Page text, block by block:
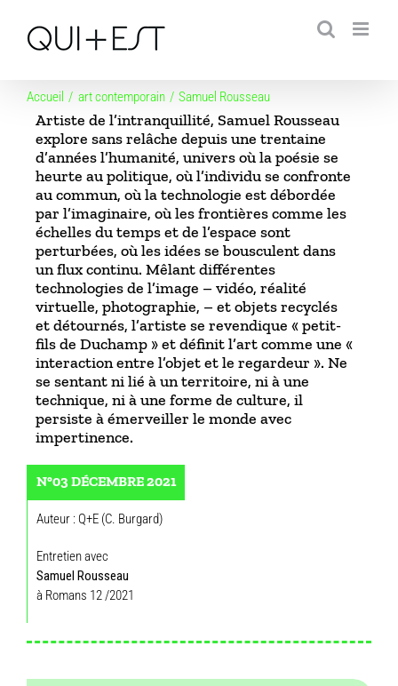
contenu
Accueil art contemporain Samuel Rousseau
Artiste de l’intranquillité, Samuel Rousseau
explore sans relâche depuis une trentaine
d’années l’humanité, univers où la poésie se
heurte au politique, où l’individu se confronte
au commun, où la technologie est débordée
par l’imaginaire, où les frontières comme les
échelles du temps et de l’espace sont
perturbées, où les idées se bousculent dans
un flux continu. Mêlant différentes
technologies de l’image – vidéo, réalité
virtuelle, photographie, – et objets recyclés
et détournés, l’artiste se revendique « petit-
fils de Duchamp » et définit l’art comme une «
interaction entre l’objet et le regardeur ». Ne
se sentant ni lié à un territoire, ni à une
technique, ni à une forme de culture, il
persiste à émerveiller le monde avec
impertinence.
N°03 DÉCEMBRE 2021
Auteur : Q+E (C. Burgard)
Entretien avec
Samuel Rousseau
à Romans 12 /2021